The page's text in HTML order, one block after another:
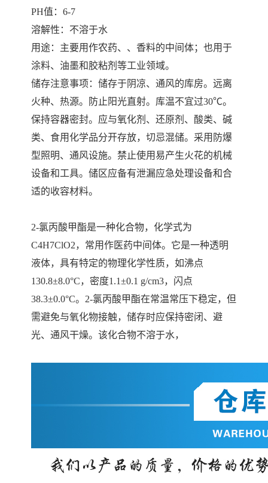
PH值：6-7
溶解性：不溶于水
用途：主要用作农药、、香料的中间体；也用于
涂料、油墨和胶粘剂等工业领域。
储存注意事项：储存于阴凉、通风的库房。远离
火种、热源。防止阳光直射。库温不宜过30℃。
保持容器密封。应与氧化剂、还原剂、酸类、碱
类、食用化学品分开存放，切忌混储。采用防爆
型照明、通风设施。禁止使用易产生火花的机械
设备和工具。储区应备有泄漏应急处理设备和合
适的收容材料。
2-氯丙酸甲酯是一种化合物，化学式为
C4H7ClO2，常用作医药中间体。它是一种透明
液体，具有特定的物理化学性质，如沸点
130.8±8.0°C，密度1.1±0.1 g/cm3，闪点
38.3±0.0°C。2-氯丙酸甲酯在常温常压下稳定，但
需避免与氧化物接触，储存时应保持密闭、避
光、通风干燥。该化合物不溶于水，